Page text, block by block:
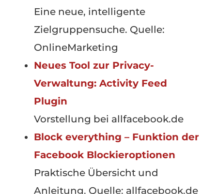
Eine neue, intelligente
Zielgruppensuche. Quelle:
OnlineMarketing
Neues Tool zur Privacy-
Verwaltung: Activity Feed
Plugin
Vorstellung bei allfacebook.de
Block everything – Funktion der
Facebook Blockieroptionen
Praktische Übersicht und
Anleitung. Quelle: allfacebook.de